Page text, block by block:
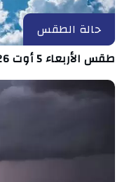
حالة الطقس
طقس الأربعاء 5 أوت 2026/ انخفاض نسبي للحرارة